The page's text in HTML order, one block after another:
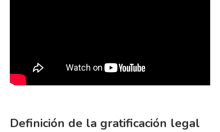
Definición de la gratificación legal